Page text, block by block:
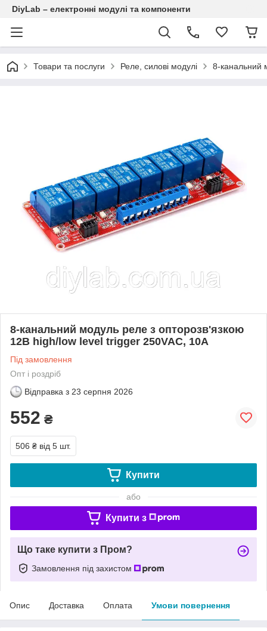
DiyLab – електронні модулі та компоненти
Товари та послуги Реле, силові модулі 8-канальний
8-канальний модуль реле з опторозв'язкою
12В high/low level trigger 250VAC, 10A
Під замовлення
Опт і роздріб
Відправка з 23 серпня 2026
552 ₴
506 ₴ від 5 шт.
Купити
або
Купити з
Що таке купити з Пром?
Замовлення під захистом
Опис Доставка Оплата Умови повернення